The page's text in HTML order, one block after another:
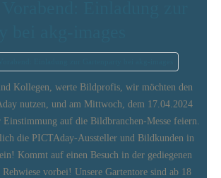
Kollegen, werte Bildprofis, wir möchten den
nutzen, und am Mittwoch, dem 17.04.2024
auf die Bildbranchen-Messe feiern.
die PICTAday-Aussteller und Bildkunden in
Kommt auf einen Besuch in der gediegenen
vorbei! Unsere Gartentore sind ab 18